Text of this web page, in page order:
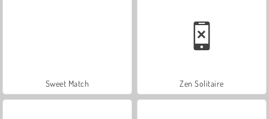
Sweet Match Zen Solitaire